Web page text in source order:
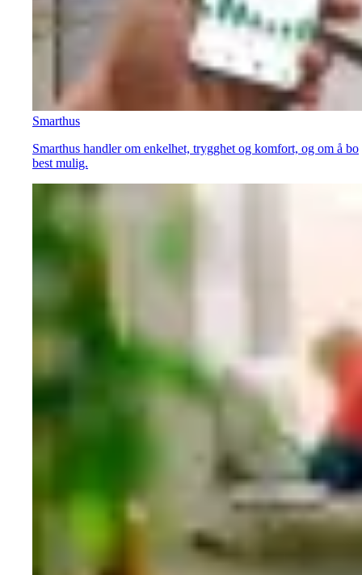
Smarthus
Smarthus handler om enkelhet, trygghet og komfort, og om å bo
best mulig.